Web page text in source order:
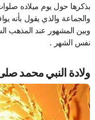
بذكرها حول يوم ميلاده
والجماعة والذي يقول بأنه
وبين المشهور عند المذهب
نفس الشهر .
ولادة النبي محمد